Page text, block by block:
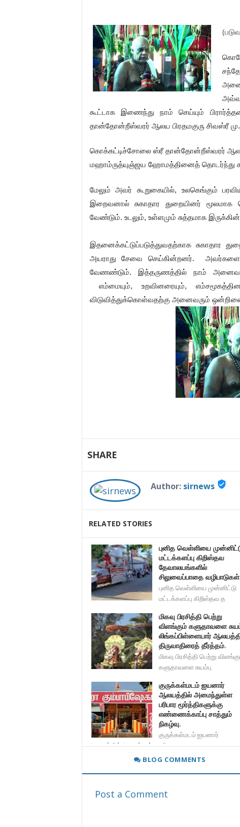
கூட்டாக இணைந்து நாம் செய்யும்
தான்தோன்றீஸ்வரர் ஆலய பிரதமகுரு சிவஸ்ரீ
கொக்கட்டிச்சோலை ஸ்ரீ தான்தோன்றீஸ்வரர்
மஹாம்ருத்யுஞ்ஜய ஹோமத்தினைத் தொடர்ந்து
மேலும் அவர் கூறுகையில், உலகெங்கும்
இறைவனால் சுகாதார துறையினர் மூலமாக
வேண்டும். உடலும், உள்ளமும் சுத்தமாக
இதனைக்கட்டுப்படுத்துவதற்காக சுகாதார
அயராது சேவை செய்கின்றனர். அவர்களை
வேணண்டும். இத்தருணத்தில் நாம்
எம்மையும், உறவினரையும்,
விடுவித்துக்கொள்வதற்கு அனைவரும்
SHARE
Author: sirnews verified_user
RELATED STORIES
புனித வெள்ளியை
மட்டக்களப்பு கிறிஸ்தவ
தேவாலயங்களில்
சிலுவைப்பாதை
புனித வெள்ளியை முன்னிட்டு
மட்டக்களப்பு கிறிஸ்தவ த
மிகவு பிரசித்தி பெற்று
விளங்கும் களுதாவளை
லிங்கப்பிள்ளையார்
திருவாதிரைத் தீர்த்தம்.
மிகவு பிரசித்தி பெற்று
களுதாவளை சுயம்பு
குருக்கள்மடம் ஐயனார்
ஆலயத்தில் அமைந்துள்ள
பரிபார மூர்த்திகளுக்கு
எண்ணைக்காப்பு சாத்தும்
நிகழ்வு.
குருக்கள்மடம் ஐயனார்
ஆலயத்தில் அமைந்துள்ள பரிபார
BLOG COMMENTS
Post a Comment